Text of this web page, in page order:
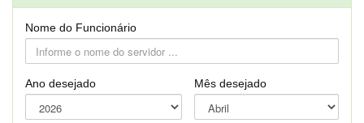
Nome do Funcionário
Ano desejado Mês desejado